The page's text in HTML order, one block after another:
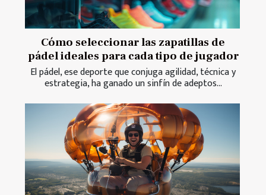
Cómo seleccionar las zapatillas de
pádel ideales para cada tipo de jugador
El pádel, ese deporte que conjuga agilidad, técnica y
estrategia, ha ganado un sinfín de adeptos...